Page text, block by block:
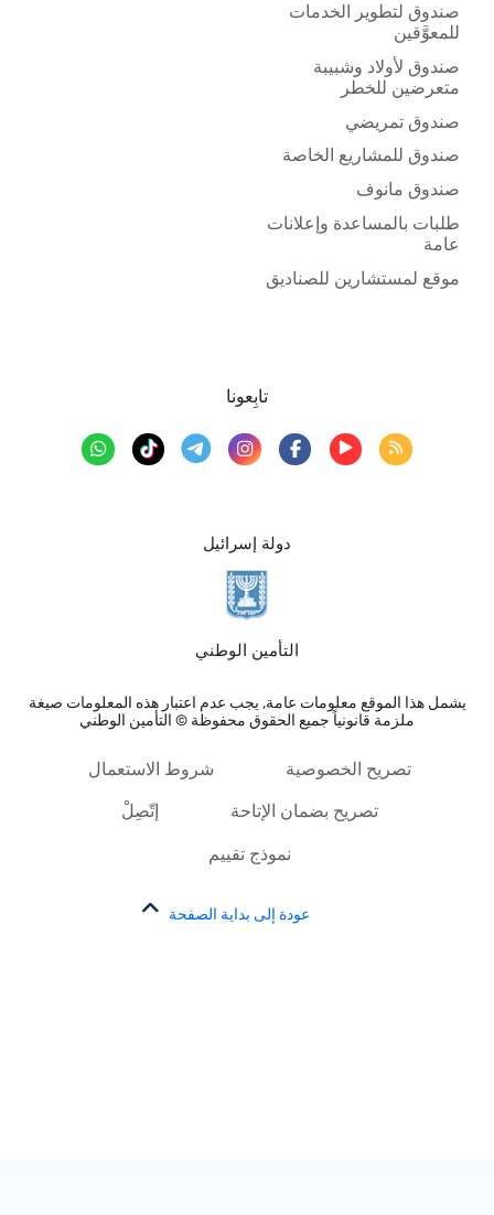
صندوق لتطوير الخدمات
للمعوَّقين
صندوق لأولاد وشبيبة
متعرضين للخطر
صندوق تمريضي
صندوق للمشاريع الخاصة
صندوق مانوف
طلبات بالمساعدة وإعلانات
عامة
موقع لمستشارين للصناديق
دولة إسرائيل
التأمين الوطني
يشمل هذا الموقع معلومات عامة, يجب عدم اعتبار هذه المعلومات صيغة
ملزمة قانونياً جميع الحقوق محفوظة © التأمين الوطني
تابِعونا
تصريح الخصوصية شروط الاستعمال
تصريح بضمان الإتاحة إتّصِلْ
نموذج تقييم
عودة إلى بداية الصفحة